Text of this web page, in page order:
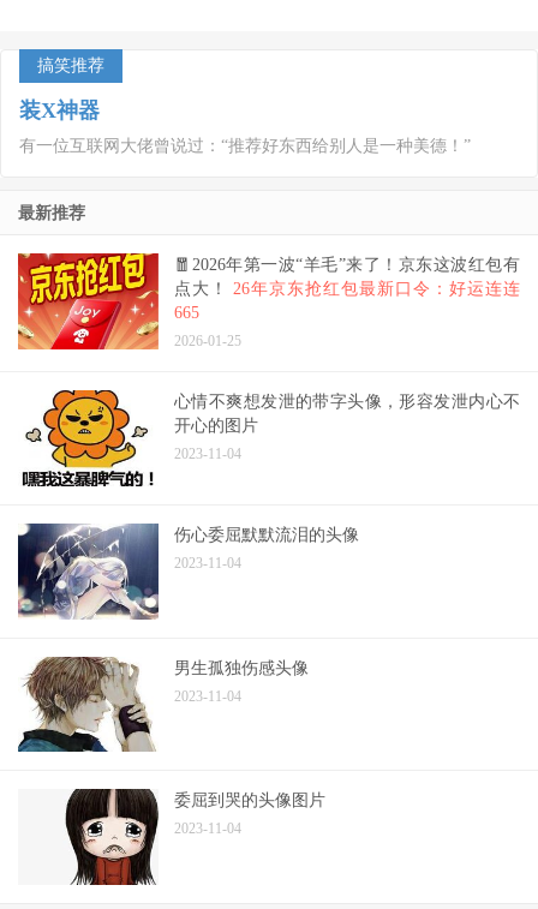
搞笑推荐
装X神器
有一位互联网大佬曾说过：“推荐好东西给别人是一种美德！”
最新推荐
🧧2026年第一波“羊毛”来了！京东这波红包有
点大！ 26年京东抢红包最新口令：好运连连
665
2026-01-25
心情不爽想发泄的带字头像，形容发泄内心不
开心的图片
2023-11-04
伤心委屈默默流泪的头像
2023-11-04
男生孤独伤感头像
2023-11-04
委屈到哭的头像图片
2023-11-04